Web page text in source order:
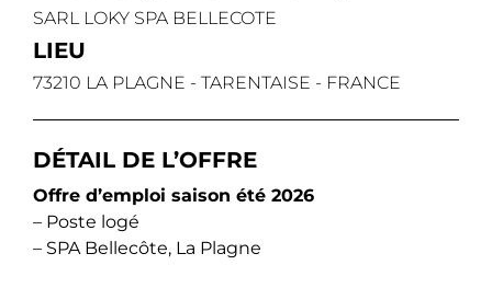
SARL LOKY SPA BELLECOTE
LIEU
73210 LA PLAGNE - TARENTAISE - FRANCE
DÉTAIL DE L’OFFRE
Offre d’emploi saison été 2026
– Poste logé
– SPA Bellecôte, La Plagne